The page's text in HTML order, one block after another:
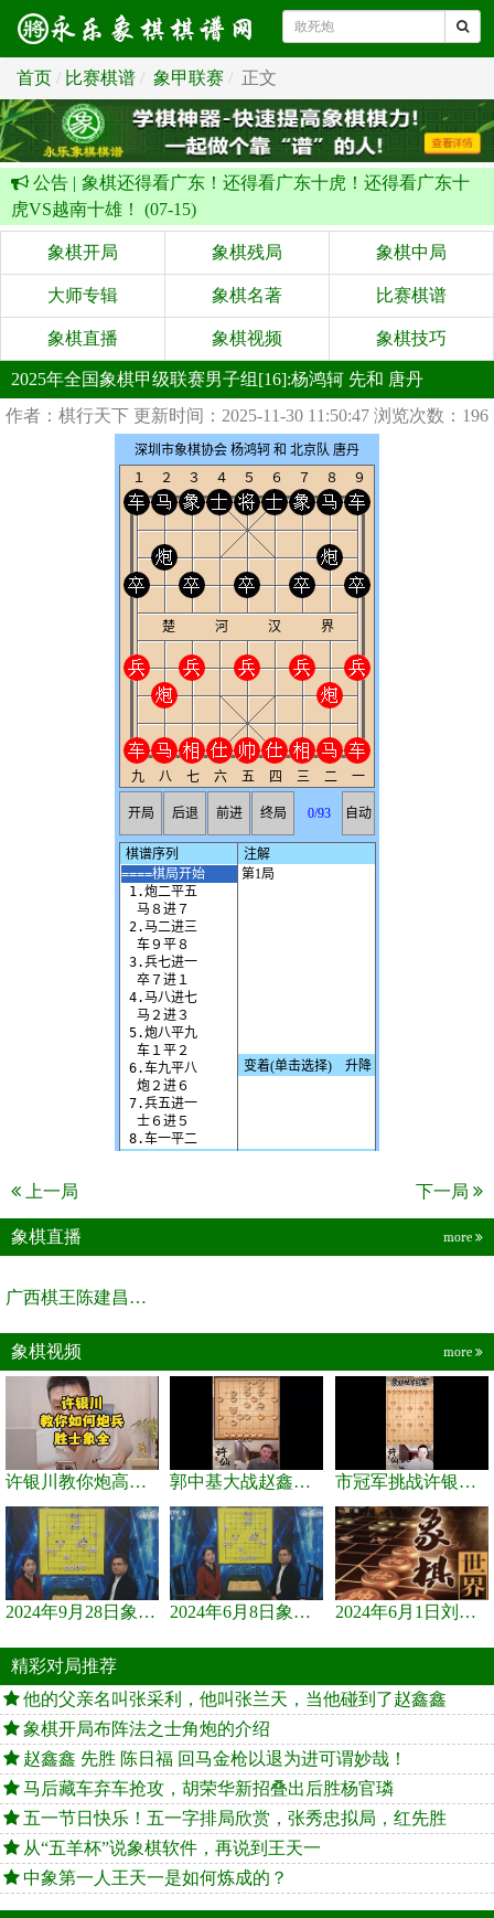
首页 比赛棋谱 象甲联赛 正文
公告 | 象棋还得看广东！还得看广东十虎！还得看广东十
虎VS越南十雄！ (07-15)
象棋开局 象棋残局 象棋中局
大师专辑 象棋名著 比赛棋谱
象棋直播 象棋视频 象棋技巧
2025年全国象棋甲级联赛男子组[16]:杨鸿轲 先和 唐丹
作者：棋行天下 更新时间：2025-11-30 11:50:47 浏览次数：196
上一局 下一局
象棋直播 more
广西棋王陈建昌直播间
象棋视频 more
许银川教你炮高兵士象全如何赢士象全，简单四步即可 郭中基大战赵鑫鑫，许银川激情讲解 市冠军挑战许银川，急进中兵变化真激烈！
2024年9月28日象棋世界栏目，刘君、蒋川讲解了第九届杨官璘杯象棋... 2024年6月8日象棋世界，刘君、蒋川讲解了第九届杨官璘杯全国象棋... 2024年6月1日刘君、蒋川讲解第三届上海杯象棋大师赛谢靖与李少庚...
精彩对局推荐
他的父亲名叫张采利，他叫张兰天，当他碰到了赵鑫鑫
象棋开局布阵法之士角炮的介绍
赵鑫鑫 先胜 陈日福 回马金枪以退为进可谓妙哉！
马后藏车弃车抢攻，胡荣华新招叠出后胜杨官璘
五一节日快乐！五一字排局欣赏，张秀忠拟局，红先胜
从“五羊杯”说象棋软件，再说到王天一
中象第一人王天一是如何炼成的？